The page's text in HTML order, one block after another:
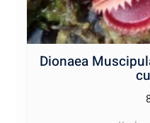
Dionaea